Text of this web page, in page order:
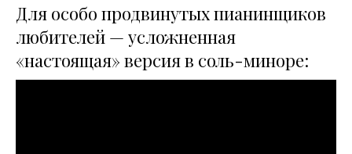
Для особо продвинутых пианинщиков
любителей — усложненная
«настоящая» версия в соль-миноре: